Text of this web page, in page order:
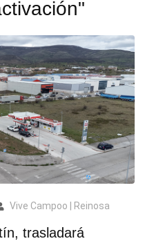
Vive Campoo | Reinosa
trasladará